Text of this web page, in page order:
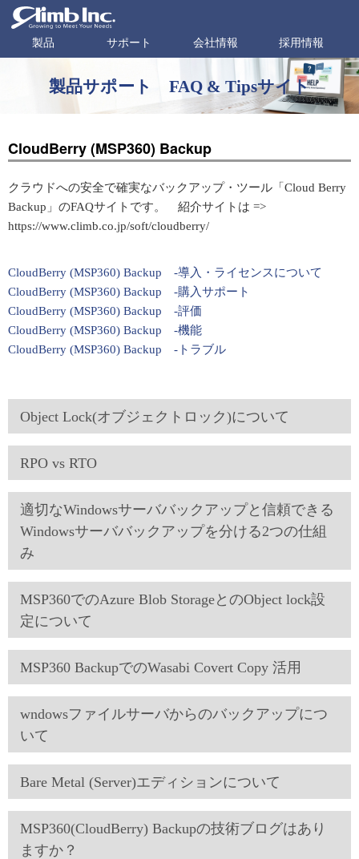
製品 サポート 会社情報 採用情報
製品サポート FAQ & Tipsサイト
CloudBerry (MSP360) Backup
クラウドへの安全で確実なバックアップ・ツール「Cloud Berry
Backup」のFAQサイトです。 紹介サイトは =>
https://www.climb.co.jp/soft/cloudberry/
CloudBerry (MSP360) Backup -導入・ライセンスについて
CloudBerry (MSP360) Backup -購入サポート
CloudBerry (MSP360) Backup -評価
CloudBerry (MSP360) Backup -機能
CloudBerry (MSP360) Backup -トラブル
Object Lock(オブジェクトロック)について
RPO vs RTO
適切なWindowsサーババックアップと信頼できる
Windowsサーババックアップを分ける2つの仕組
み
MSP360でのAzure Blob StorageとのObject lock設
定について
MSP360 BackupでのWasabi Covert Copy 活用
wndowsファイルサーバからのバックアップにつ
いて
Bare Metal (Server)エディションについて
MSP360(CloudBerry) Backupの技術ブログはあり
ますか？